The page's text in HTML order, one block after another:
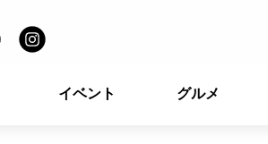
イベント グルメ